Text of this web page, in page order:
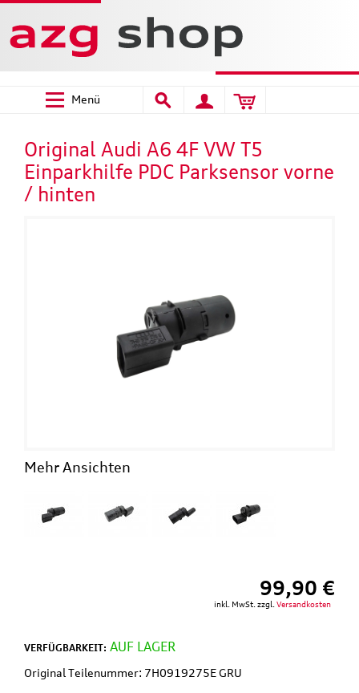
Menü
Original Audi A6 4F VW T5
Einparkhilfe PDC Parksensor vorne
/ hinten
Mehr Ansichten
99,90 €
inkl. MwSt. zzgl. Versandkosten
VERFÜGBARKEIT: AUF LAGER
Original Teilenummer: 7H0919275E GRU